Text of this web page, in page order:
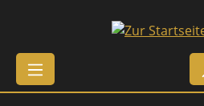
Zum Hauptinhalt springen